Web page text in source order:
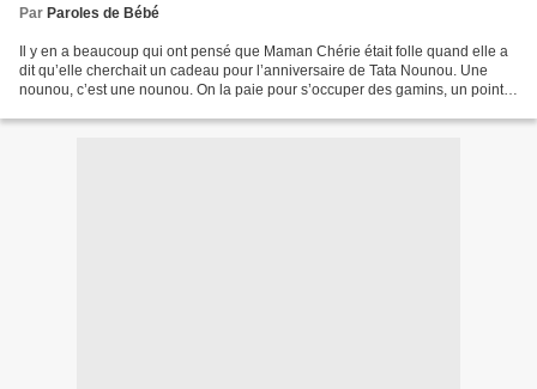
Par Paroles de Bébé
Il y en a beaucoup qui ont pensé que Maman Chérie était folle quand elle a
dit qu’elle cherchait un cadeau pour l’anniversaire de Tata Nounou. Une
nounou, c’est une nounou. On la paie pour s’occuper des gamins, un point